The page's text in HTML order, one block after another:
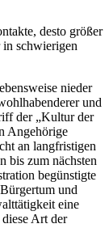
desto größer
schwierigen
nieder
und
der „Kultur der
Angehörige
an langfristigen
bis zum nächsten
begünstigte
und
eine
Art der